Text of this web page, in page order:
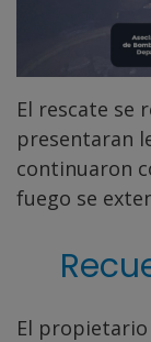
El rescate se
presentaran
continuaron
fuego se
El